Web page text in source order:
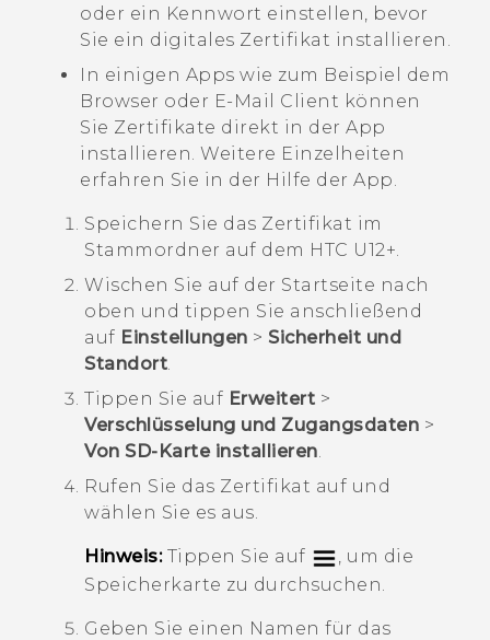
oder ein Kennwort einstellen, bevor
Sie ein digitales Zertifikat installieren.
In einigen Apps wie zum Beispiel dem
Browser oder E-Mail Client können
Sie Zertifikate direkt in der App
installieren. Weitere Einzelheiten
erfahren Sie in der Hilfe der App.
Speichern Sie das Zertifikat im
Stammordner auf dem HTC U12+‍.
Wischen Sie auf der Startseite nach
oben und tippen Sie anschließend
auf Einstellungen > Sicherheit und
Standort.
Tippen Sie auf Erweitert >
Verschlüsselung und Zugangsdaten >
Von SD-Karte installieren.
Rufen Sie das Zertifikat auf und
wählen Sie es aus.
Hinweis:Tippen Sie auf
, um die
Speicherkarte zu durchsuchen.
Geben Sie einen Namen für das